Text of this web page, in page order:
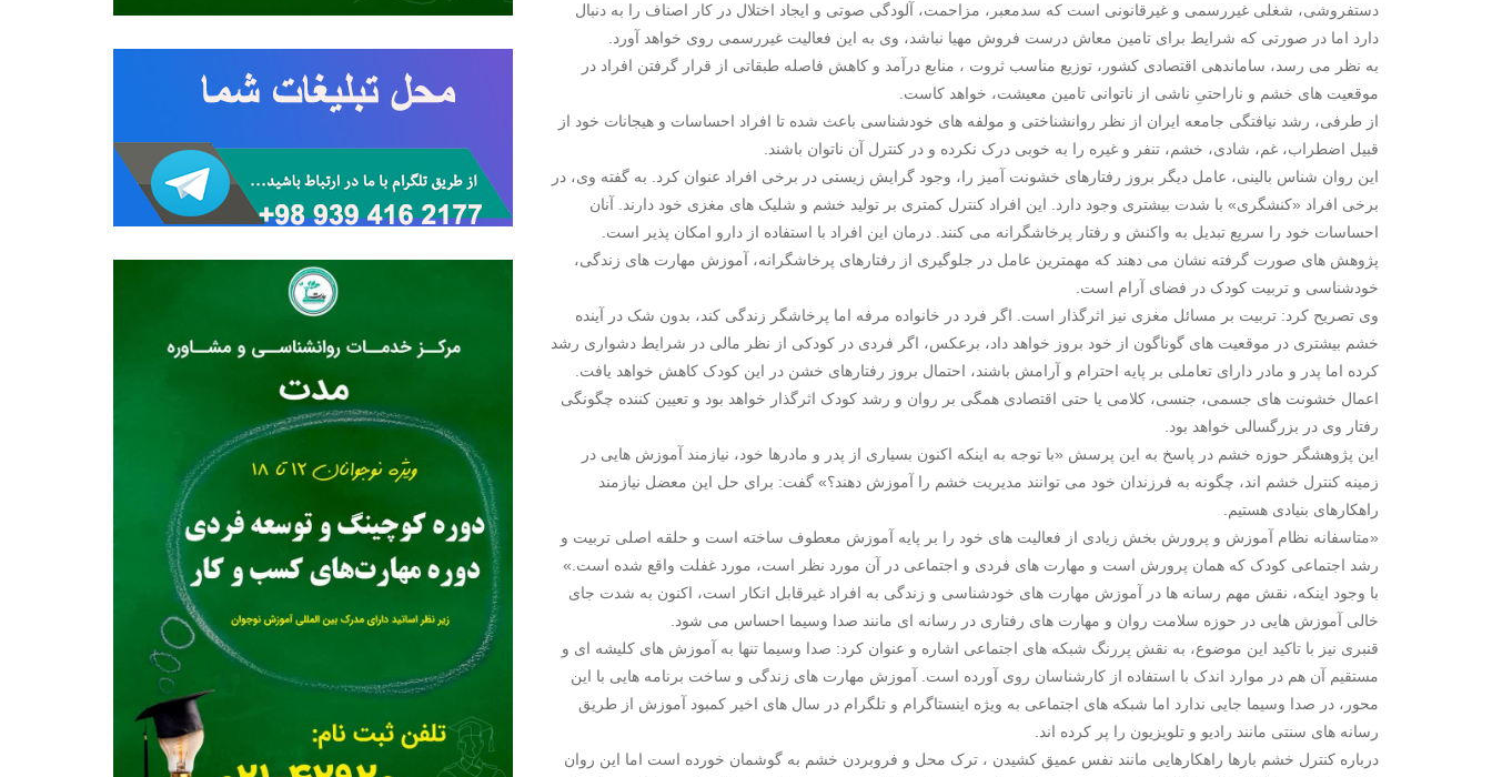
دستفروشی، شغلی غیررسمی و غیرقانونی است که سدمعبر، مزاحمت، آلودگی صوتی و ایجاد اختلال در کار اصناف را به دنبال
دارد اما در صورتی که شرایط برای تامین معاش درست فروش مهیا نباشد، وی به این فعالیت غیررسمی روی خواهد آورد.
به نظر می رسد، ساماندهی اقتصادی کشور، توزیع مناسب ثروت ، منابع درآمد و کاهش فاصله طبقاتی از قرار گرفتن افراد در
موقعیت های خشم و ناراحتیِ ناشی از ناتوانی تامین معیشت، خواهد کاست.
از طرفی، رشد نیافتگی جامعه ایران از نظر روانشناختی و مولفه های خودشناسی باعث شده تا افراد احساسات و هیجانات خود از
قبیل اضطراب، غم، شادی، خشم، تنفر و غیره را به خوبی درک نکرده و در کنترل آن ناتوان باشند.
این روان شناس بالینی، عامل دیگر بروز رفتارهای خشونت آمیز را، وجود گرایش زیستی در برخی افراد عنوان کرد. به گفته وی، در
برخی افراد «کنشگری» با شدت بیشتری وجود دارد. این افراد کنترل کمتری بر تولید خشم و شلیک های مغزی خود دارند. آنان
احساسات خود را سریع تبدیل به واکنش و رفتار پرخاشگرانه می کنند. درمان این افراد با استفاده از دارو امکان پذیر است.
پژوهش های صورت گرفته نشان می دهند که مهمترین عامل در جلوگیری از رفتارهای پرخاشگرانه، آموزش مهارت های زندگی،
خودشناسی و تربیت کودک در فضای آرام است.
وی تصریح کرد: تربیت بر مسائل مغزی نیز اثرگذار است. اگر فرد در خانواده مرفه اما پرخاشگر زندگی کند، بدون شک در آینده
خشم بیشتری در موقعیت های گوناگون از خود بروز خواهد داد، برعکس، اگر فردی در کودکی از نظر مالی در شرایط دشواری رشد
کرده اما پدر و مادر دارای تعاملی بر پایه احترام و آرامش باشند، احتمال بروز رفتارهای خشن در این کودک کاهش خواهد یافت.
اعمال خشونت های جسمی، جنسی، کلامی یا حتی اقتصادی همگی بر روان و رشد کودک اثرگذار خواهد بود و تعیین کننده چگونگی
رفتار وی در بزرگسالی خواهد بود.
این پژوهشگر حوزه خشم در پاسخ به این پرسش «با توجه به اینکه اکنون بسیاری از پدر و مادرها خود، نیازمند آموزش هایی در
زمینه کنترل خشم اند، چگونه به فرزندان خود می توانند مدیریت خشم را آموزش دهند؟» گفت: برای حل این معضل نیازمند
راهکارهای بنیادی هستیم.
«متاسفانه نظام آموزش و پرورش بخش زیادی از فعالیت های خود را بر پایه آموزش معطوف ساخته است و حلقه اصلی تربیت و
رشد اجتماعی کودک که همان پرورش است و مهارت های فردی و اجتماعی در آن مورد نظر است، مورد غفلت واقع شده است.»
با وجود اینکه، نقش مهم رسانه ها در آموزش مهارت های خودشناسی و زندگی به افراد غیرقابل انکار است، اکنون به شدت جای
خالی آموزش هایی در حوزه سلامت روان و مهارت های رفتاری در رسانه ای مانند صدا وسیما احساس می شود.
قنبری نیز با تاکید این موضوع، به نقش پررنگ شبکه های اجتماعی اشاره و عنوان کرد: صدا وسیما تنها به آموزش های کلیشه ای و
مستقیم آن هم در موارد اندک با استفاده از کارشناسان روی آورده است. آموزش مهارت های زندگی و ساخت برنامه هایی با این
محور، در صدا وسیما جایی ندارد اما شبکه های اجتماعی به ویژه اینستاگرام و تلگرام در سال های اخیر کمبود آموزش از طریق
رسانه های سنتی مانند رادیو و تلویزیون را پر کرده اند.
درباره کنترل خشم بارها راهکارهایی مانند نفس عمیق کشیدن ، ترک محل و فروبردن خشم به گوشمان خورده است اما این روان